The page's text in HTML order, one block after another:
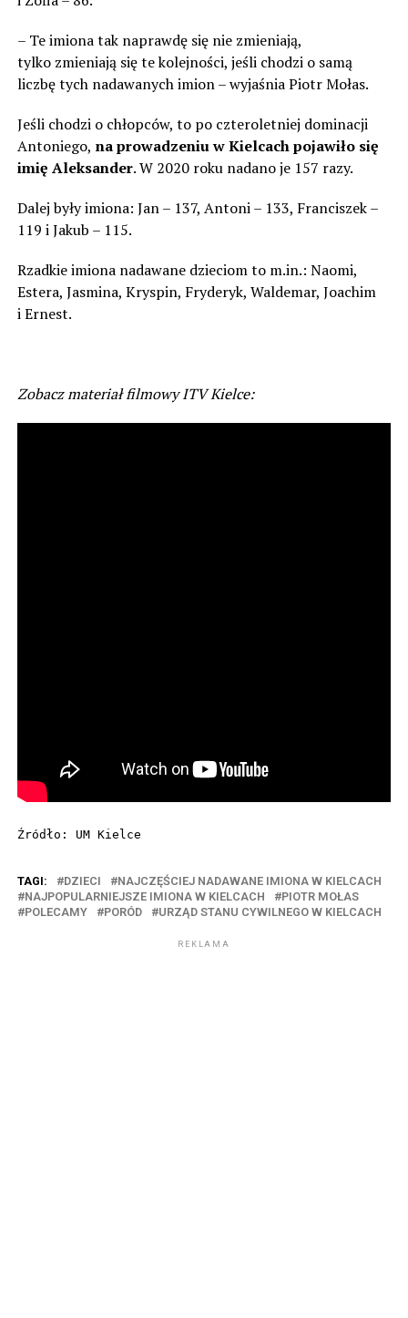
– Te imiona tak naprawdę się nie zmieniają,
tylko zmieniają się te kolejności, jeśli chodzi o samą
liczbę tych nadawanych imion – wyjaśnia Piotr Mołas.
Jeśli chodzi o chłopców, to po czteroletniej dominacji
Antoniego, na prowadzeniu w Kielcach pojawiło się
imię Aleksander. W 2020 roku nadano je 157 razy.
Dalej były imiona: Jan – 137, Antoni – 133, Franciszek –
119 i Jakub – 115.
Rzadkie imiona nadawane dzieciom to m.in.: Naomi,
Estera, Jasmina, Kryspin, Fryderyk, Waldemar, Joachim
i Ernest.
Zobacz materiał filmowy ITV Kielce:
Źródło: UM Kielce
TAGI: DZIECI
NAJCZĘŚCIEJ NADAWANE IMIONA W KIELCACH
NAJPOPULARNIEJSZE IMIONA W KIELCACH
PIOTR MOŁAS
POLECAMY
PORÓD URZĄD STANU CYWILNEGO W KIELCACH
REKLAMA